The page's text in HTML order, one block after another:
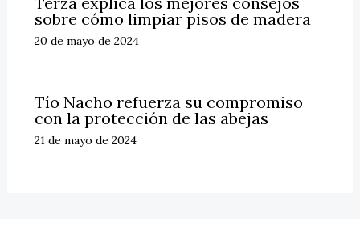
sobre cómo limpiar pisos de madera
20 de mayo de 2024
Tío Nacho refuerza su compromiso
con la protección de las abejas
21 de mayo de 2024